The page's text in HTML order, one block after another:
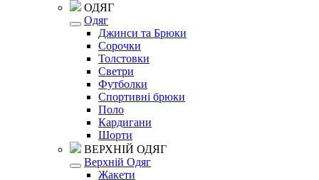
ОДЯГ
Одяг
Джинси та Брюки
Сорочки
Толстовки
Светри
Футболки
Спортивні брюки
Поло
Кардигани
Шорти
ВЕРХНІЙ ОДЯГ
Верхній Одяг
Жакети